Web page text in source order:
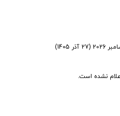
نشده است.